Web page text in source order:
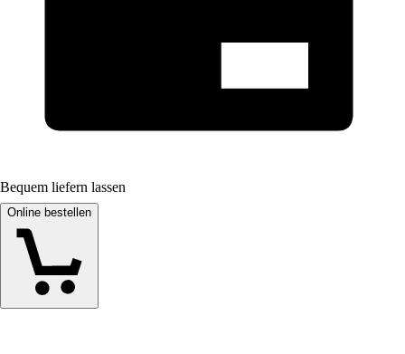
Bequem liefern lassen
Online bestellen